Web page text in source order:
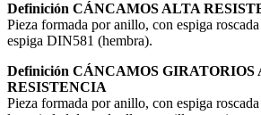
Definición CÁNCAMOS ALTA
Pieza formada por anillo, con espiga
espiga DIN581 (hembra).
Definición CÁNCAMOS GIRATORIOS
RESISTENCIA
Pieza formada por anillo, con espiga